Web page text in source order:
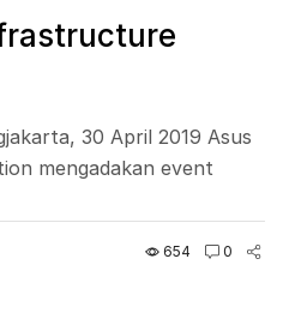
30 April 2019 Asus
mengadakan event
654 0